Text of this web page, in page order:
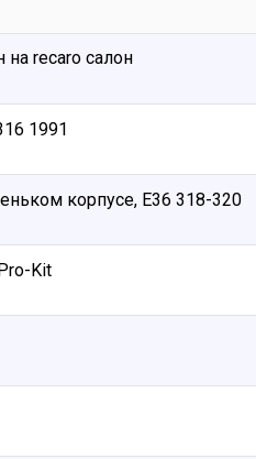
recaro салон
1991
корпусе, Е36 318-320
Kit